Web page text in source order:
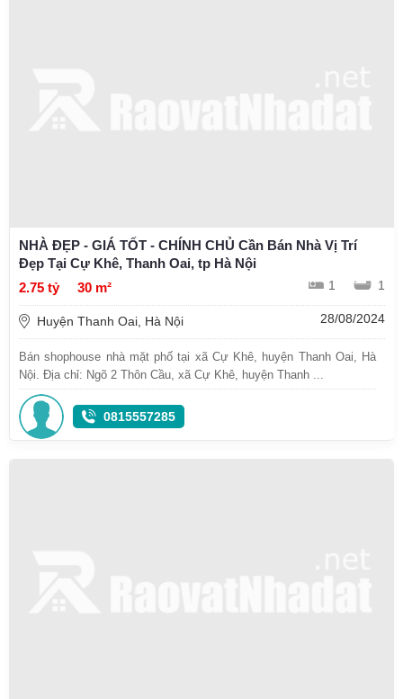
NHÀ ĐẸP - GIÁ TỐT - CHÍNH CHỦ Cần Bán Nhà Vị Trí
Đẹp Tại Cự Khê, Thanh Oai, tp Hà Nội
2.75 tỷ
30 m² 1 1
Huyện Thanh Oai, Hà Nội 28/08/2024
Bán shophouse nhà mặt phố tại xã Cự Khê, huyện Thanh Oai, Hà
Nội. Địa chỉ: Ngõ 2 Thôn Cầu, xã Cự Khê, huyện Thanh ...
0815557285